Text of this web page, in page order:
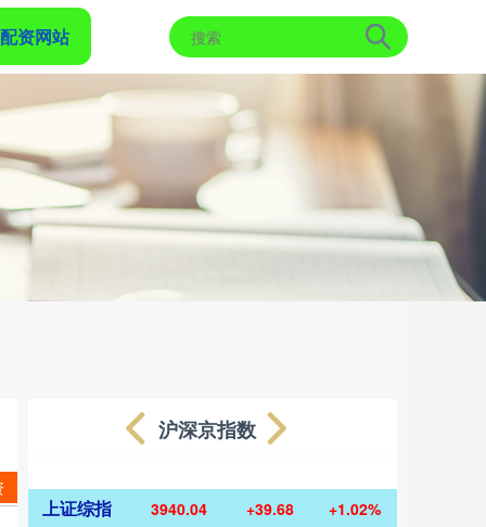
资网站
沪深京指数
上证综指 3940.04 +39.68 +1.02%